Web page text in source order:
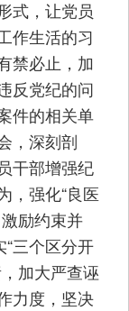
式，让党员
作生活的习
禁必止，加
反党纪的问
件的相关单
，深刻剖
干部增强纪
，强化“良医
励约束并
“三个区分开
加大严查诬
力度，坚决